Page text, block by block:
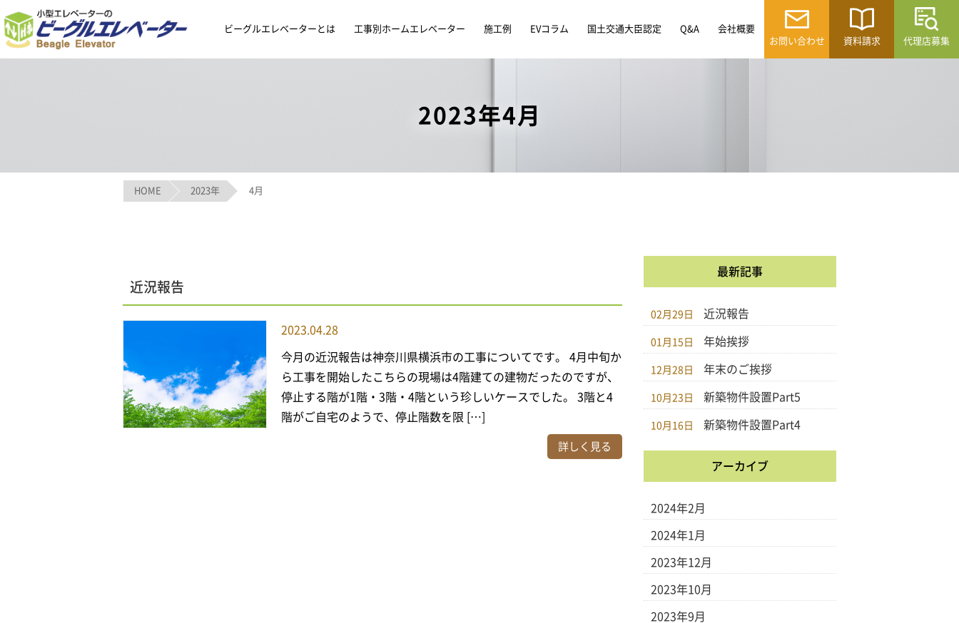
ビーグルエレベーターとは 工事別ホームエレベーター 施工例 EVコラム 国土交通大臣認定 Q&A
会社概要
お問い合わせ
資料請求 代理店募集
2023年4月
HOME 2023年 4月
近況報告
2023.04.28
今月の近況報告は神奈川県横浜市の工事についてです。 4月中旬か
ら工事を開始したこちらの現場は4階建ての建物だったのですが、
停止する階が1階・3階・4階という珍しいケースでした。 3階と4
階がご自宅のようで、停止階数を限 […]
詳しく見る
最新記事
02月29日 近況報告
01月15日 年始挨拶
12月28日 年末のご挨拶
10月23日 新築物件設置Part5
10月16日 新築物件設置Part4
アーカイブ
2024年2月
2024年1月
2023年12月
2023年10月
2023年9月